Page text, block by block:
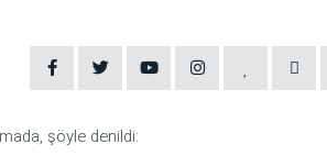
şöyle denildi: